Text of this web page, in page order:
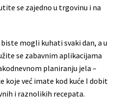
se zajedno u trgovinu i na
mogli kuhati svaki dan, a u
se zabavnim aplikacijama
planiranju jela –
koje već imate kod kuće I dobit
i raznolikih recepata.